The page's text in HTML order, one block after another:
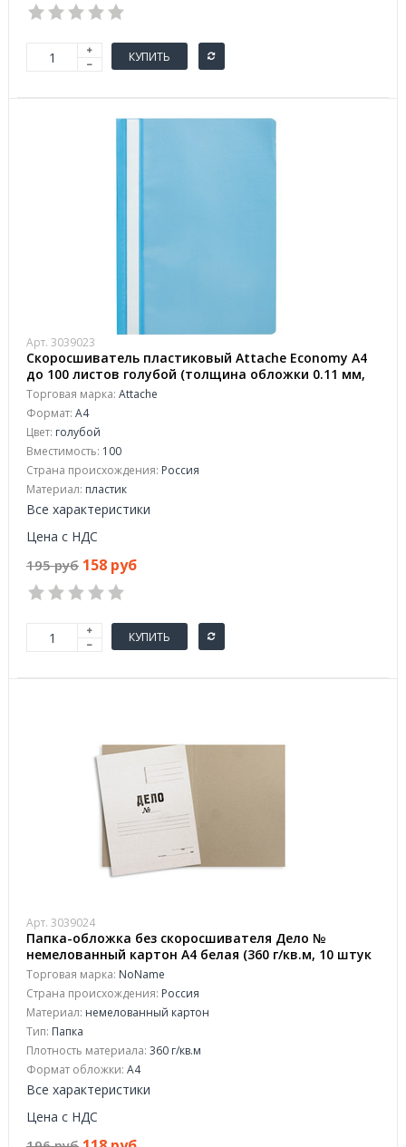
КУПИТЬ
Арт. 3039023
Скоросшиватель пластиковый Attache Economy A4
до 100 листов голубой (толщина обложки 0.11 мм,
10 штук в упаковке)
Торговая марка: Attache
Формат: А4
Цвет: голубой
Вместимость: 100
Страна происхождения: Россия
Материал: пластик
Все характеристики
Цена с НДС
195 руб 158 руб
КУПИТЬ
Арт. 3039024
Папка-обложка без скоросшивателя Дело №
немелованный картон А4 белая (360 г/кв.м, 10 штук
в упаковке)
Торговая марка: NoName
Страна происхождения: Россия
Материал: немелованный картон
Тип: Папка
Плотность материала: 360 г/кв.м
Формат обложки: A4
Все характеристики
Цена с НДС